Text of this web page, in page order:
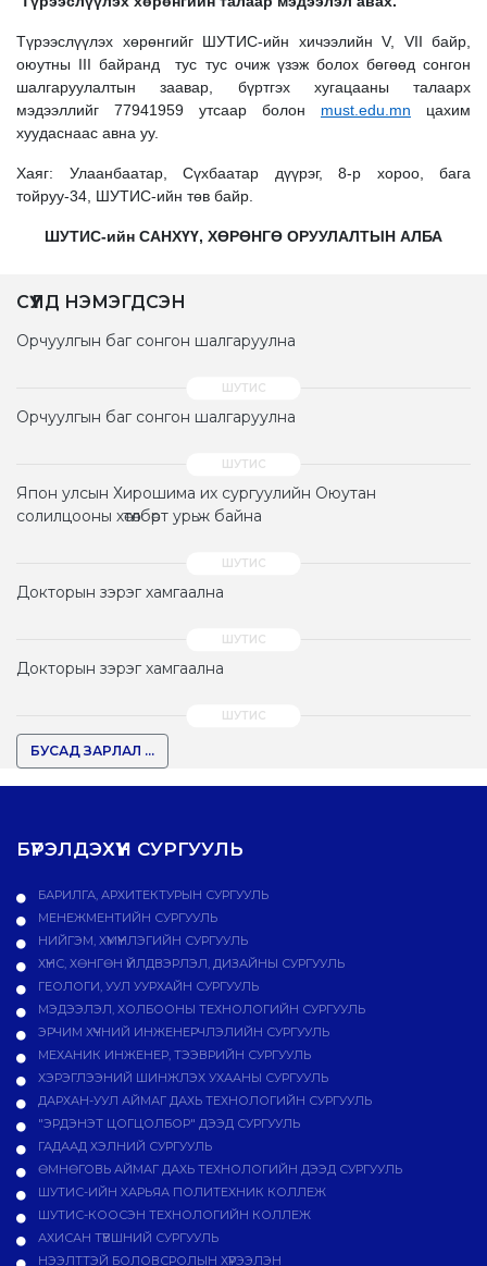
Түрээслүүлэх хөрөнгийг ШУТИС-ийн хичээлийн V, VII байр,
оюутны III байранд тус тус очиж үзэж болох бөгөөд сонгон
шалгаруулалтын заавар, бүртгэх хугацааны талаарх
мэдээллийг 77941959 утсаар болон must.edu.mn цахим
хуудаснаас авна уу.
Хаяг: Улаанбаатар, Сүхбаатар дүүрэг, 8-р хороо, бага
тойруу-34, ШУТИС-ийн төв байр.
ШУТИС-ийн САНХҮҮ, ХӨРӨНГӨ ОРУУЛАЛТЫН АЛБА
СҮҮЛД НЭМЭГДСЭН
Орчуулгын баг сонгон шалгаруулна
Орчуулгын баг сонгон шалгаруулна
Япон улсын Хирошима их сургуулийн Оюутан
солилцооны хөтөлбөрт урьж байна
Докторын зэрэг хамгаална
Докторын зэрэг хамгаална
БУСАД ЗАРЛАЛ ...
БҮРЭЛДЭХҮҮН СУРГУУЛЬ
БАРИЛГА, АРХИТЕКТУРЫН СУРГУУЛЬ
МЕНЕЖМЕНТИЙН СУРГУУЛЬ
НИЙГЭМ, ХҮМҮҮНЛЭГИЙН СУРГУУЛЬ
ХҮНС, ХӨНГӨН ҮЙЛДВЭРЛЭЛ, ДИЗАЙНЫ СУРГУУЛЬ
ГЕОЛОГИ, УУЛ УУРХАЙН СУРГУУЛЬ
МЭДЭЭЛЭЛ, ХОЛБООНЫ ТЕХНОЛОГИЙН СУРГУУЛЬ
ЭРЧИМ ХҮЧНИЙ ИНЖЕНЕРЧЛЭЛИЙН СУРГУУЛЬ
МЕХАНИК ИНЖЕНЕР, ТЭЭВРИЙН СУРГУУЛЬ
ХЭРЭГЛЭЭНИЙ ШИНЖЛЭХ УХААНЫ СУРГУУЛЬ
ДАРХАН-УУЛ АЙМАГ ДАХЬ ТЕХНОЛОГИЙН СУРГУУЛЬ
"ЭРДЭНЭТ ЦОГЦОЛБОР" ДЭЭД СУРГУУЛЬ
ГАДААД ХЭЛНИЙ СУРГУУЛЬ
ӨМНӨГОВЬ АЙМАГ ДАХЬ ТЕХНОЛОГИЙН ДЭЭД СУРГУУЛЬ
ШУТИС-ИЙН ХАРЬЯА ПОЛИТЕХНИК КОЛЛЕЖ
ШУТИС-КООСЭН ТЕХНОЛОГИЙН КОЛЛЕЖ
АХИСАН ТҮВШНИЙ СУРГУУЛЬ
НЭЭЛТТЭЙ БОЛОВСРОЛЫН ХҮРЭЭЛЭН